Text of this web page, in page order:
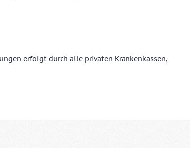
erfolgt durch alle privaten Krankenkassen,